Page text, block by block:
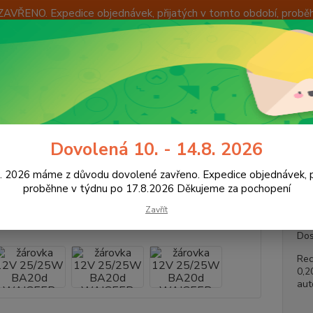
Expedice objednávek, přijatých v tomto období,
OKAMŽITÁ VÝMĚNA ZBOŽÍ
Hledat 8:00 -
Ostatní značky 12V žárovka 12V 25/25W BA20d
12V 25/25W BA20d
Dovolená 10. - 14.8. 2026
2026 máme z důvodu dovolené zavřeno. Expedice
proběhne v týdnu po 17.8.2026 Děkujeme za pochopení
Zavřít